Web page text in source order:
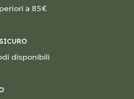
a 85€
disponibili